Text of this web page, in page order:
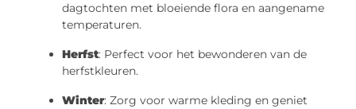
dagtochten met bloeiende flora en aangename
temperaturen.
Herfst: Perfect voor het bewonderen van de
herfstkleuren.
Winter: Zorg voor warme kleding en geniet